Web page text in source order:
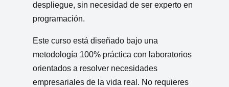
despliegue, sin necesidad de ser experto en
programación.
Este curso está diseñado bajo una
metodología 100% práctica con laboratorios
orientados a resolver necesidades
empresariales de la vida real. No requieres